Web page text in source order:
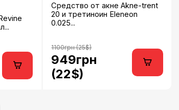
Средство от акне Akne-trent
20 и третиноин Eleneon
0.025...
1100грн (25$)
949грн
(22$)